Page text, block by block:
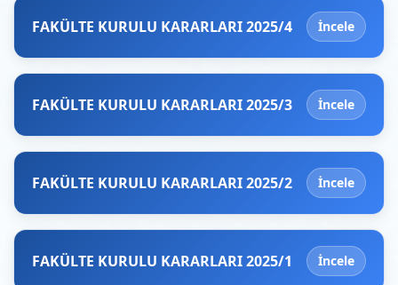
FAKÜLTE KURULU KARARLARI 2025/4 İncele
FAKÜLTE KURULU KARARLARI 2025/3 İncele
FAKÜLTE KURULU KARARLARI 2025/2 İncele
FAKÜLTE KURULU KARARLARI 2025/1 İncele